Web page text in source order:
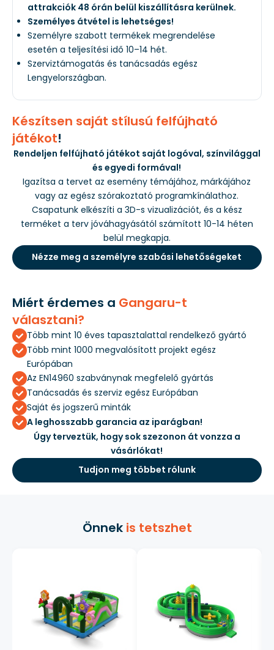
attrakciók 48 órán belül kiszállításra kerülnek.
Személyes átvétel is lehetséges!
Személyre szabott termékek megrendelése
esetén a teljesítési idő 10–14 hét.
Szerviztámogatás és tanácsadás egész
Lengyelországban.
Készítsen saját stílusú felfújható
játékot!
Rendeljen felfújható játékot saját logóval, színvilággal
és egyedi formával!
Igazítsa a tervet az esemény témájához, márkájához
vagy az egész szórakoztató programkínálathoz.
Csapatunk elkészíti a 3D-s vizualizációt, és a kész
terméket a terv jóváhagyásától számított 10-14 héten
belül megkapja.
Nézze meg a személyre szabási lehetőségeket
Miért érdemes a Gangaru-t
választani?
Több mint 10 éves tapasztalattal rendelkező gyártó
Több mint 1000 megvalósított projekt egész
Európában
Az EN14960 szabványnak megfelelő gyártás
Tanácsadás és szerviz egész Európában
Saját és jogszerű minták
A leghosszabb garancia az iparágban!
Úgy terveztük, hogy sok szezonon át vonzza a
vásárlókat!
Tudjon meg többet rólunk
Önnek is tetszhet